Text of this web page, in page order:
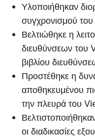
Υλοποιήθηκαν
συγχρονισμού
Βελτιώθηκε η
διευθύνσεων του
βιβλίου
Προστέθηκε η
αποθηκευμένου
την πλευρά του
οι διαδικασίες